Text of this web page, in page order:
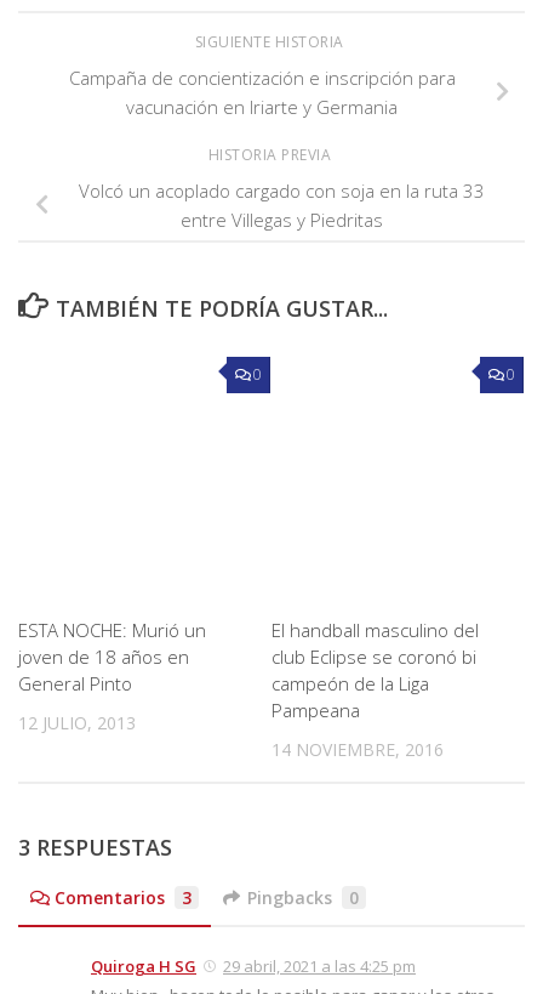
SIGUIENTE HISTORIA
Campaña de concientización e inscripción para
vacunación en Iriarte y Germania
HISTORIA PREVIA
Volcó un acoplado cargado con soja en la ruta 33
entre Villegas y Piedritas
TAMBIÉN TE PODRÍA GUSTAR...
0
ESTA NOCHE: Murió un
joven de 18 años en
General Pinto
12 JULIO, 2013
0
El handball masculino del
club Eclipse se coronó bi
campeón de la Liga
Pampeana
14 NOVIEMBRE, 2016
3 RESPUESTAS
Comentarios 3 Pingbacks 0
Quiroga H SG
29 abril, 2021 a las 4:25 pm